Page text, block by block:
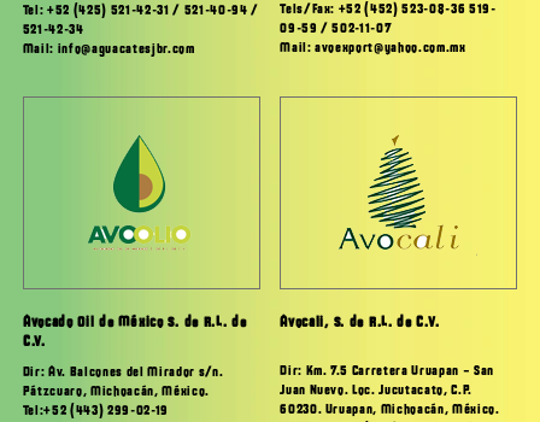
Tel: +52 (425) 521-42-31 / 521-40-94 /
521-42-34
Mail: info@aguacatesjbr.com
Tels/Fax: +52 (452) 523-08-36 519-
09-59 / 502-11-07
Mail: avoexport@yahoo.com.mx
Avocado Oil de México S. de R.L. de
C.V.
Dir: Av. Balcones del Mirador s/n.
Pátzcuaro, Michoacán, México.
Tel:+52 (443) 299-02-19
Avocali, S. de R.L. de C.V.
Dir: Km. 7.5 Carretera Uruapan – San
Juan Nuevo. Loc. Jucutacato, C.P.
60230. Uruapan, Michoacán, México.